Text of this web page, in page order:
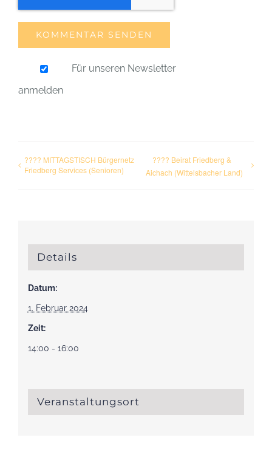
Für unseren Newsletter
anmelden
???? MITTAGSTISCH Bürgernetz
Friedberg Services (Senioren)
???? Beirat Friedberg &
Aichach (Wittelsbacher Land)
Details
Datum:
1. Februar 2024
Zeit:
14:00 - 16:00
Veranstaltungsort